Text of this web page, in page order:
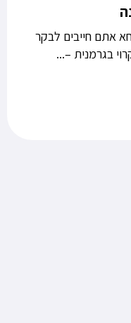
אתם חייבים לבקר
בגרמנית –...